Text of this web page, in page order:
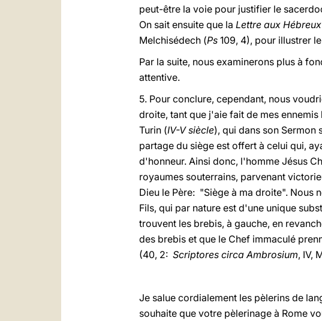
peut-être la voie pour justifier le
On sait ensuite que la Lettre aux Hébreux
Melchisédech (Ps 109, 4), pour illustrer
Par la suite, nous examinerons plus à
attentive.
5. Pour conclure, cependant, nous
droite, tant que j'aie fait de mes
Turin (IV-V siècle), qui dans son
partage du siège est offert à celui qui,
d'honneur. Ainsi donc, l'homme Jésus
royaumes souterrains, parvenant
Dieu le Père: "Siège à ma droite". Nous
Fils, qui par nature est d'une unique
trouvent les brebis, à gauche, en
des brebis et que le Chef immaculé
(40, 2: Scriptores circa Ambrosium, IV,
Je salue cordialement les pèlerins de
souhaite que votre pèlerinage à Rome